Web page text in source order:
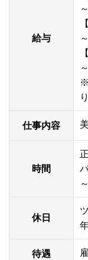
給与
～
～
～
※
仕事内容
時間
～
休日
待遇